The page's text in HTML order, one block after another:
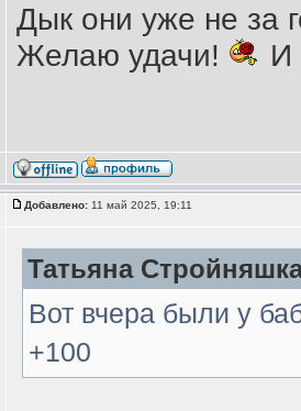
Дык они уже не за
Желаю удачи!
И
Добавлено:11 май 2025, 19:11
Татьяна
Вот вчера были у
+100